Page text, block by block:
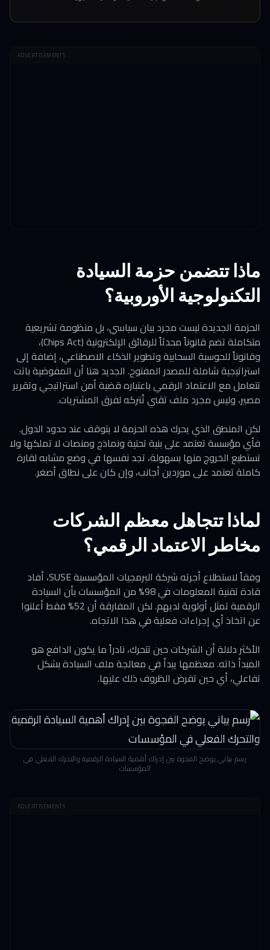
ADVERTISEMENTS
ماذا تتضمن حزمة السيادة
التكنولوجية الأوروبية؟
الحزمة الجديدة ليست مجرد بيان سياسي، بل منظومة تشريعية
متكاملة تضم قانوناً محدثاً للرقائق الإلكترونية (Chips Act)،
وقانوناً للحوسبة السحابية وتطوير الذكاء الاصطناعي، إضافة إلى
استراتيجية شاملة للمصدر المفتوح. الجديد هنا أن المفوضية باتت
تتعامل مع الاعتماد الرقمي باعتباره قضية أمن استراتيجي وتقرير
مصير، وليس مجرد ملف تقني تُتركه لفرق المشتريات.
لكن المنطق الذي يحرك هذه الحزمة لا يتوقف عند حدود الدول.
فأي مؤسسة تعتمد على بنية تحتية ونماذج ومنصات لا تملكها ولا
تستطيع الخروج منها بسهولة، تجد نفسها في وضع مشابه لقارة
كاملة تعتمد على موردين أجانب، وإن كان على نطاق أصغر.
لماذا تتجاهل معظم الشركات
مخاطر الاعتماد الرقمي؟
وفقاً لاستطلاع أجرته شركة البرمجيات المؤسسية SUSE، أفاد
قادة تقنية المعلومات في 98% من المؤسسات بأن السيادة
الرقمية تمثل أولوية لديهم. لكن المفارقة أن 52% فقط أعلنوا
عن اتخاذ أي إجراءات فعلية في هذا الاتجاه.
الأكثر دلالة أن الشركات حين تتحرك، نادراً ما يكون الدافع هو
المبدأ ذاته. معظمها يبدأ في معالجة ملف السيادة بشكل
تفاعلي، أي حين تفرض الظروف ذلك عليها.
رسم بياني يوضح الفجوة بين إدراك أهمية السيادة الرقمية والتحرك الفعلي في
المؤسسات
ADVERTISEMENTS